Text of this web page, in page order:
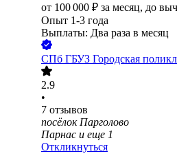
от 100 000 ₽ за месяц, до
Опыт 1-3 года
Выплаты: Два раза в месяц
СПб ГБУЗ Городская
2.9
•
7 отзывов
посёлок Парголово
Парнас и еще 1
Откликнуться